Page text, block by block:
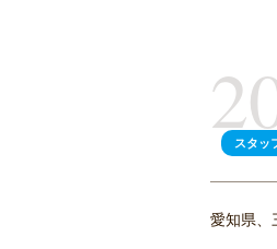
スタッ
愛知県、